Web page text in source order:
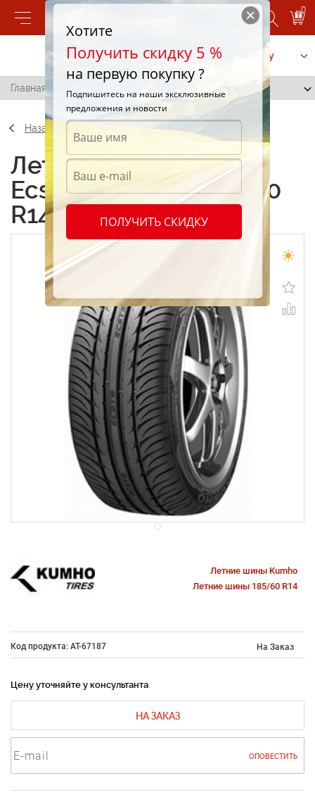
0
Позвонить Заказать услугу
Главная / Kumho Ecsta SPT KU31 185/60 R14 82V
Назад
Летние шины Kumho
Ecsta SPT KU31 185/60
R14 82V
Летние шины Kumho
Летние шины 185/60 R14
Код продукта: AT-67187 На Заказ
Цену уточняйте у консультанта
НА ЗАКАЗ
ОПОВЕСТИТЬ
Хотите
Получить скидку 5 %
на первую покупку ?
Подпишитесь на наши эксклюзивные
предложения и новости
ПОЛУЧИТЬ СКИДКУ